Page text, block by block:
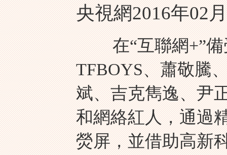
央視網2016年02
在“互聯網+”備受
TFBOYS、蕭敬騰
斌、吉克雋逸、尹
和網絡紅人，通過
熒屏，並借助高新